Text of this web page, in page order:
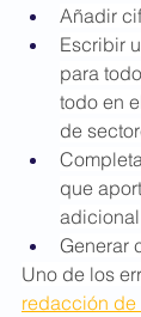
Añadir
Escribir
para
todo en
de
que
adicional
Generar
Uno de los
redacción de